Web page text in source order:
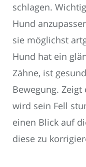
schlagen.
Hund
sie möglichst
Hund hat ein
Zähne, ist
Bewegung.
wird sein Fell
einen Blick auf
diese zu